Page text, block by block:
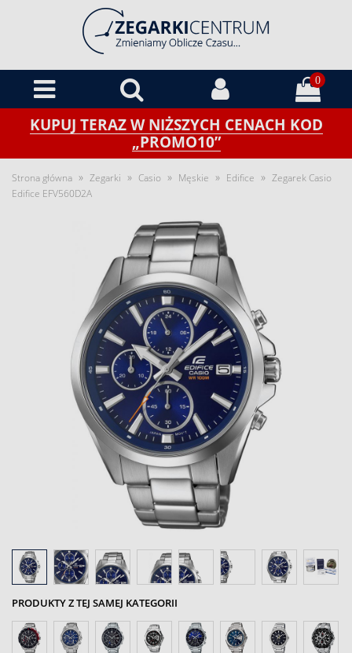
0
KUPUJ TERAZ W NIŻSZYCH CENACH KOD
„PROMO10”
Strona główna » Zegarki » Casio » Męskie » Edifice » Zegarek Casio
Edifice EFV560D2A
PRODUKTY Z TEJ SAMEJ KATEGORII